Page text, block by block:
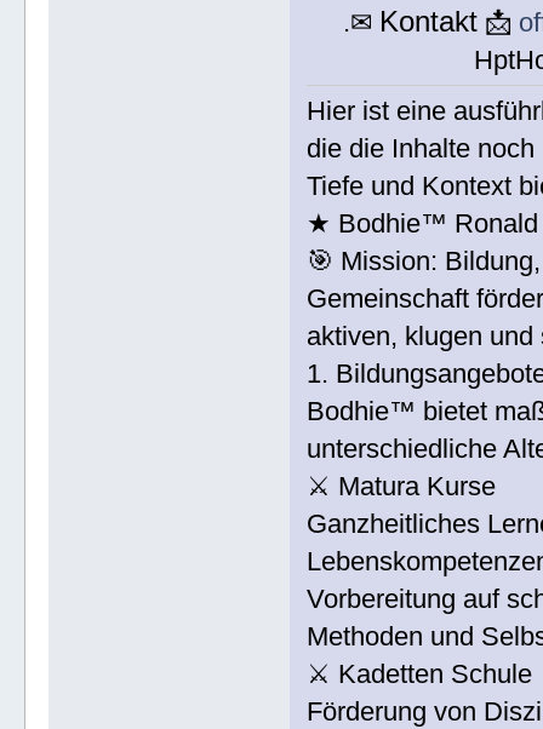
.✉ Kontakt 📩
Hier ist eine
die die Inhalte
Tiefe und Kontext
★ Bodhie™ Ronald
🎯 Mission:
Gemeinschaft
aktiven, klugen
1.
Bodhie™ bietet
unterschiedliche
⚔ Matura Kurse
Ganzheitliches
Vorbereitung auf
Methoden und
⚔ Kadetten Schule
Förderung von